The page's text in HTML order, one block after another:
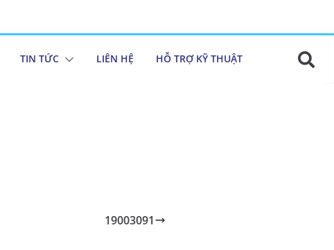
TIN TỨC LIÊN HỆ HỖ TRỢ KỸ THUẬT
19003091